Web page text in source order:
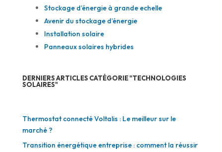
Stockage d’énergie à grande echelle
Avenir du stockage d’énergie
Installation solaire
Panneaux solaires hybrides
DERNIERS ARTICLES CATÉGORIE "TECHNOLOGIES
SOLAIRES"
Thermostat connecté Voltalis : Le meilleur sur le
marché ?
Transition énergétique entreprise : comment la réussir